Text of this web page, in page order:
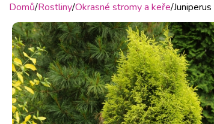
Domů Rostliny Okrasné stromy a keře